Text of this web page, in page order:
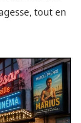
tout en